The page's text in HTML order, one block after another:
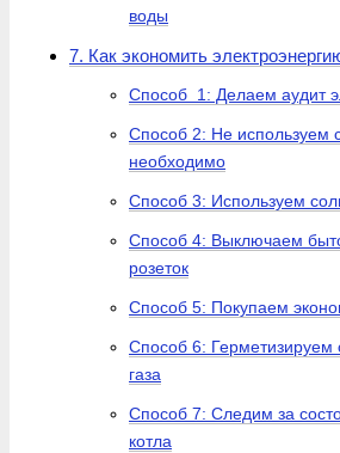
воды
7. Как экономить
Способ 1: Делаем аудит
Способ 2: Не используем
необходимо
Способ 3: Используем
Способ 4: Выключаем
розеток
Способ 5: Покупаем
Способ 6: Герметизируем
газа
Способ 7: Следим за
котла